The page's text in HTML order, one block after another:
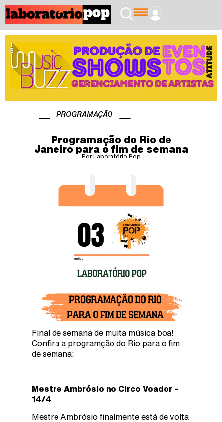
PROGRAMAÇÃO
Programação do Rio de
Janeiro para o fim de semana
Por Laboratório Pop
Final de semana de muita música boa!
Confira a programção do Rio para o fim
de semana:
Mestre Ambrósio no Circo Voador –
14/4
Mestre Ambrósio finalmente está de volta